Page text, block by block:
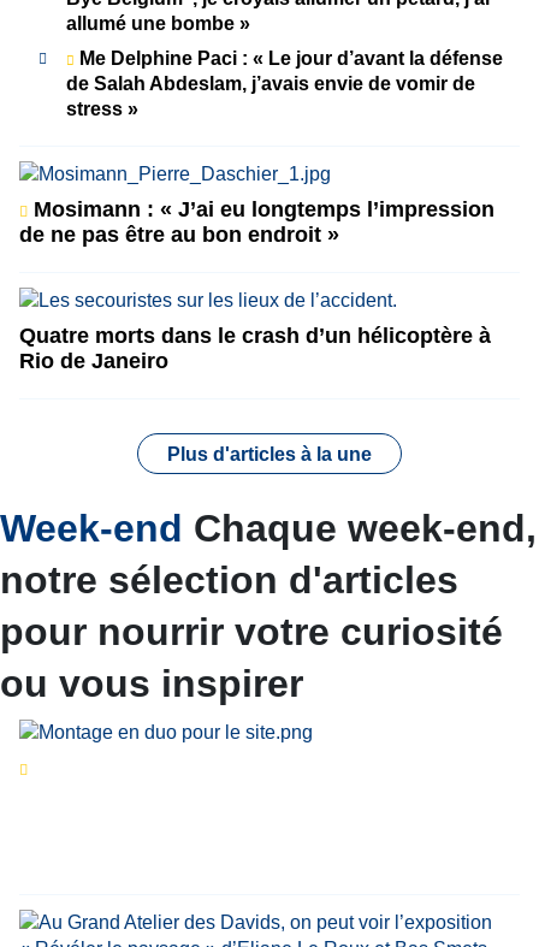
allumé une bombe »
Me Delphine Paci : « Le jour d’avant la défense
de Salah Abdeslam, j’avais envie de vomir de
stress »
Mosimann : « J’ai eu longtemps l’impression
de ne pas être au bon endroit »
Quatre morts dans le crash d’un hélicoptère à
Rio de Janeiro
Plus d'articles à la une
Week-end Chaque week-end,
notre sélection d'articles
pour nourrir votre curiosité
ou vous inspirer